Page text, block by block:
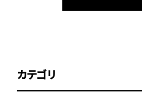
カテゴリ